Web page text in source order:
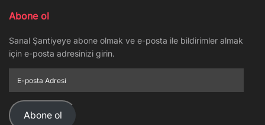
Abone ol
Sanal Şantiyeye abone olmak ve e-posta ile bildirimler almak
için e-posta adresinizi girin.
posta
Adresi
Abone ol